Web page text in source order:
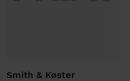
Smith & Køster